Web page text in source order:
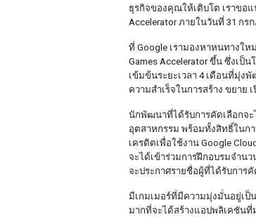
ธุรกิจของคุณให้เติบโต เราขอ
Accelerator ภายในวันที่ 31 กร
ที่ Google เรามองหาหนทางใ
Games Accelerator ขึ้น ซึ่งเป็
เข้มข้นระยะเวลา 4 เดือนที่มุ่ง
ความสำเร็จในการสร้าง ขยาย
นักพัฒนาที่ได้รับการคัดเลือกจ
อุตสาหกรรม พร้อมทั้งสิทธิ์ในก
เครดิตเพื่อใช้งาน Google
จะได้เข้าร่วมการฝึกอบรมจำนว
จะประกาศรายชื่อผู้ที่ได้รับการ
มีเกมเมอร์ที่มีความมุ่งมั่นอยู่เ
มากที่จะได้สร้างแอปพลิเคชันที่